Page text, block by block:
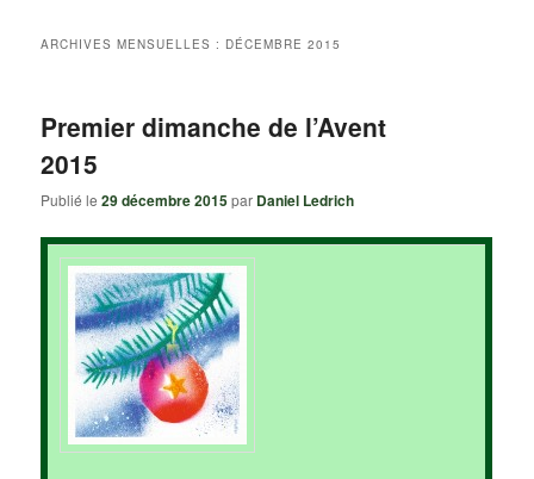
ARCHIVES MENSUELLES : DÉCEMBRE 2015
Premier dimanche de l’Avent
2015
Publié le29 décembre 2015par Daniel Ledrich